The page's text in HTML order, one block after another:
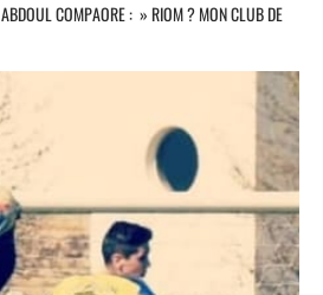
ABDOUL COMPAORE : » RIOM ? MON CLUB DE